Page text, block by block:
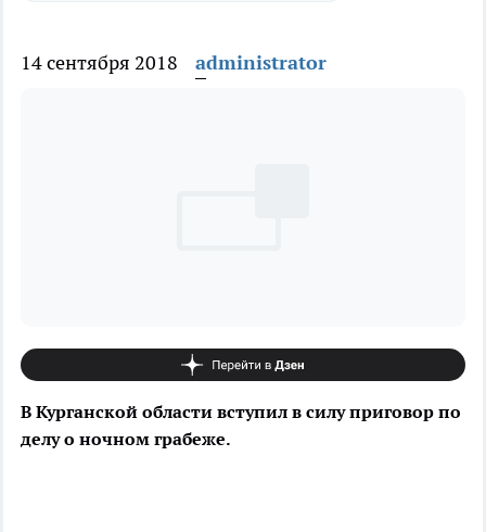
14 сентября 2018 administrator
В Курганской области вступил в силу приговор по
делу о ночном грабеже.